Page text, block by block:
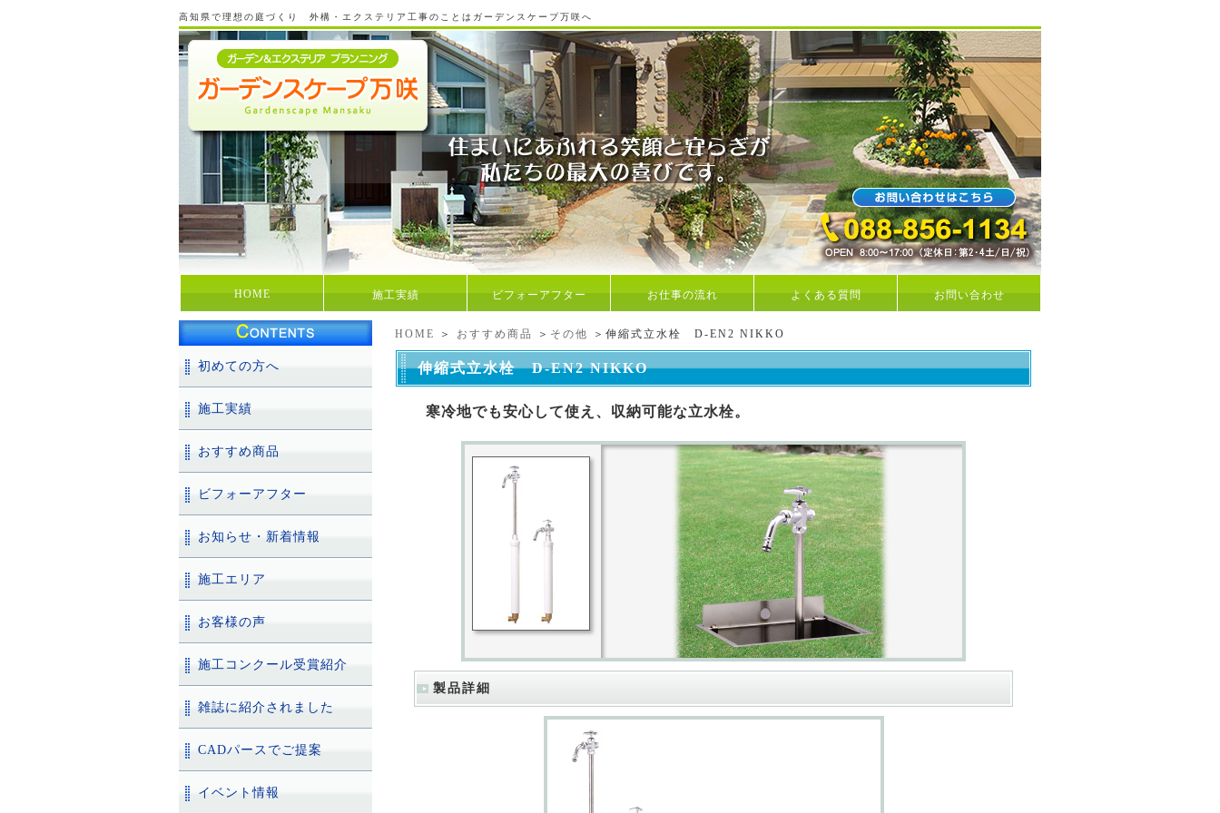
高知県で理想の庭づくり 外構・エクステリア工事のことはガーデンスケープ万咲へ
HOME 施工実績 ビフォーアフター お仕事の流れ よくある質問 お問い合わせ
HOME ＞ おすすめ商品 ＞ その他 ＞伸縮式立水栓 D-EN2 NIKKO
伸縮式立水栓 D-EN2 NIKKO
寒冷地でも安心して使え、収納可能な立水栓。
製品詳細
初めての方へ
施工実績
おすすめ商品
ビフォーアフター
お知らせ・新着情報
施工エリア
お客様の声
施工コンクール受賞紹介
雑誌に紹介されました
CADパースでご提案
イベント情報